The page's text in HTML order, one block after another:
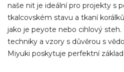
naše nit je ideální pro projekty s
tkalcovském stavu a tkaní
jako je peyote nebo cihlový
techniky a vzory s důvěrou s
Miyuki poskytuje perfektní